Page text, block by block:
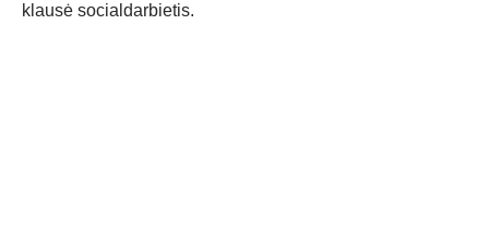
klausė socialdarbietis.